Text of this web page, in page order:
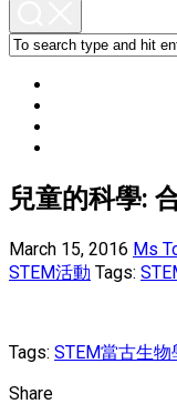
兒童的科學:
March 15, 2016 Ms
STEM活動 Tags:
Tags: STEM當古生物
Share